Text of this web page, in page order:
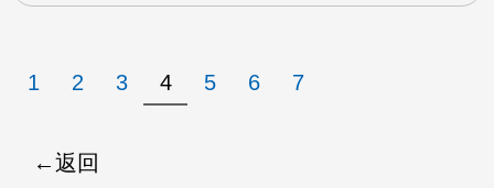
1 2 3 4 5 6 7
返回